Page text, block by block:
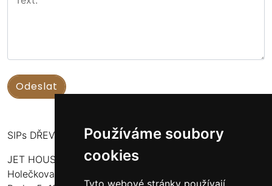
Používáme soubory
cookies
Tyto webové stránky používají
SIPs DŘEVOSTAVBY
JET HOUSE S.R.O.
Holečkova 789/49